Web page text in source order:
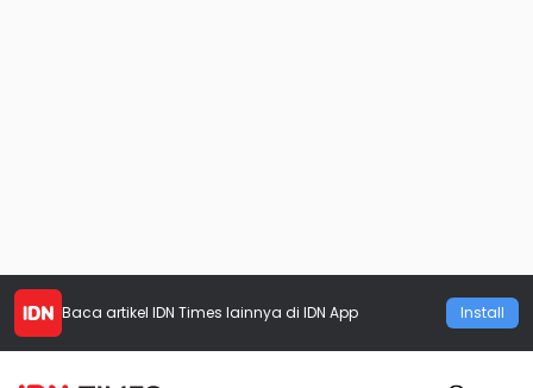
Baca artikel IDN Times lainnya di IDN App Install